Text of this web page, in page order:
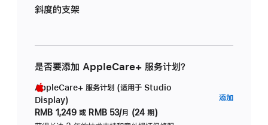
斜度的支架
是否要添加 AppleCare+ 服务计划？
AppleCare+ 服务计划 (适用于 Studio
Display)
RMB 1,249 或 RMB 53/月 (24 期)
添加